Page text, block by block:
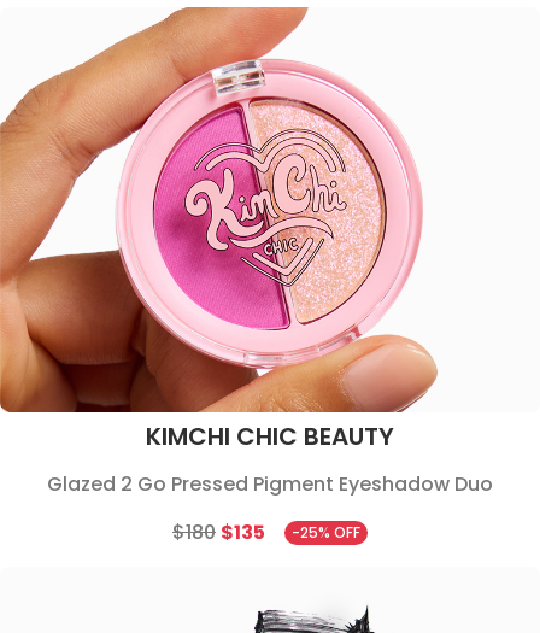
KIMCHI CHIC BEAUTY
Glazed 2 Go Pressed Pigment Eyeshadow Duo
$180 $135 -25% OFF